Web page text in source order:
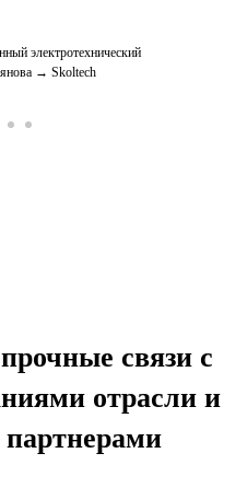
электротехнический
→ Skoltech
связи с
отрасли и